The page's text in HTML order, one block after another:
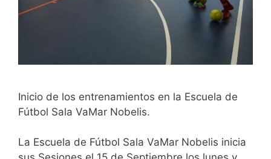
Inicio de los entrenamientos en la Escuela de
Fútbol Sala VaMar Nobelis.
La Escuela de Fútbol Sala VaMar Nobelis inicia